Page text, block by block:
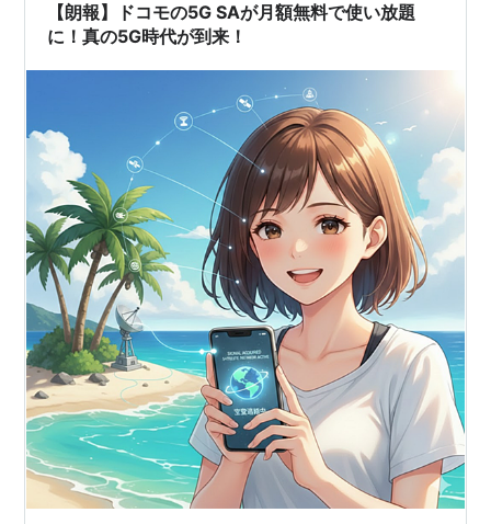
【朗報】ドコモの5G SAが月額無料で使い放題
に！真の5G時代が到来！